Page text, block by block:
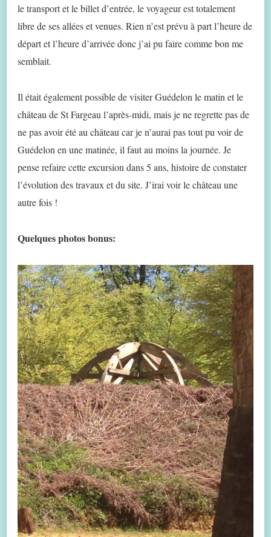
le transport et le billet d’entrée, le voyageur est totalement
libre de ses allées et venues. Rien n’est prévu à part l’heure de
départ et l’heure d’arrivée donc j’ai pu faire comme bon me
semblait.
Il était également possible de visiter Guédelon le matin et le
château de St Fargeau l’après-midi, mais je ne regrette pas de
ne pas avoir été au château car je n’aurai pas tout pu voir de
Guédelon en une matinée, il faut au moins la journée. Je
pense refaire cette excursion dans 5 ans, histoire de constater
l’évolution des travaux et du site. J’irai voir le château une
autre fois !
Quelques photos bonus: